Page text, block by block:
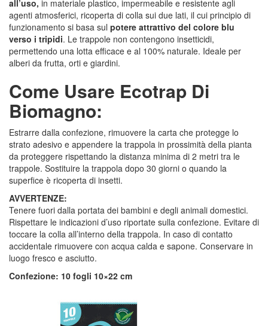
all’uso, in materiale plastico, impermeabile e resistente agli
agenti atmosferici, ricoperta di colla sui due lati, il cui principio di
funzionamento si basa sul potere attrattivo del colore blu
verso i tripidi. Le trappole non contengono insetticidi,
permettendo una lotta efficace e al 100% naturale. Ideale per
alberi da frutta, orti e giardini.
Come Usare Ecotrap Di
Biomagno:
Estrarre dalla confezione, rimuovere la carta che protegge lo
strato adesivo e appendere la trappola in prossimità della pianta
da proteggere rispettando la distanza minima di 2 metri tra le
trappole. Sostituire la trappola dopo 30 giorni o quando la
superfice è ricoperta di insetti.
AVVERTENZE:
Tenere fuori dalla portata dei bambini e degli animali domestici.
Rispettare le indicazioni d’uso riportate sulla confezione. Evitare di
toccare la colla all’interno della trappola. In caso di contatto
accidentale rimuovere con acqua calda e sapone. Conservare in
luogo fresco e asciutto.
Confezione: 10 fogli 10×22 cm